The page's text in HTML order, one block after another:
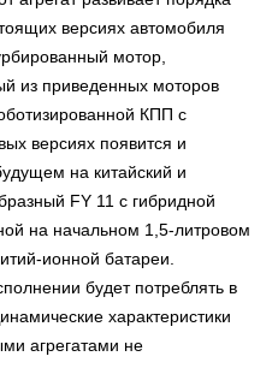
версиях автомобиля
мотор,
из приведенных моторов
КПП с
версиях появится и
на китайский и
FY 11 с гибридной
на начальном 1,5-литровом
ионной батареи.
будет потреблять в
характеристики
агрегатами не